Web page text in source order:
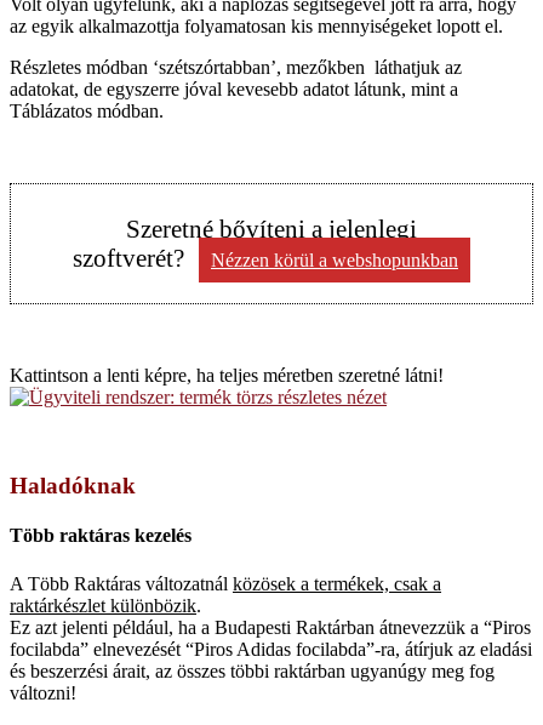
Volt olyan ügyfelünk, aki a naplózás segítségével jött rá arra, hogy
az egyik alkalmazottja folyamatosan kis mennyiségeket lopott el.
Részletes módban ‘szétszórtabban’, mezőkben láthatjuk az
adatokat, de egyszerre jóval kevesebb adatot látunk, mint a
Táblázatos módban.
Szeretné bővíteni a jelenlegi
szoftverét?
Nézzen körül a webshopunkban
Kattintson a lenti képre, ha teljes méretben szeretné látni!
Haladóknak
Több raktáras kezelés
A Több Raktáras változatnál közösek a termékek, csak a
raktárkészlet különbözik.
Ez azt jelenti például, ha a Budapesti Raktárban átnevezzük a “Piros
focilabda” elnevezését “Piros Adidas focilabda”-ra, átírjuk az eladási
és beszerzési árait, az összes többi raktárban ugyanúgy meg fog
változni!